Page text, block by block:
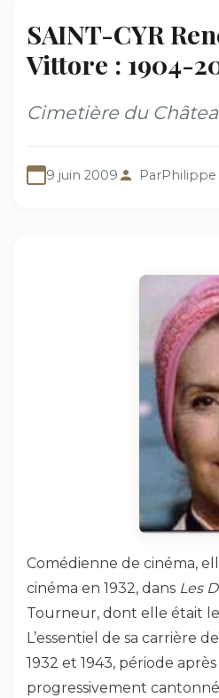
SAINT-CYR
Vittore : 1904-
Cimetière du
9 juin 2009 ParPhilippe
Comédienne de cinéma,
cinéma en 1932, dans Les
Tourneur, dont elle était
L’essentiel de sa carrière
1932 et 1943, période
progressivement